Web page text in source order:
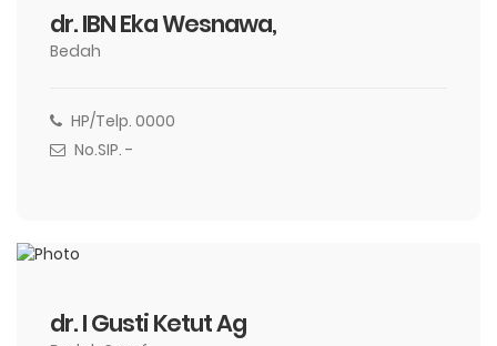
dr. IBN Eka Wesnawa,
Bedah
HP/Telp. 0000
No.SIP. -
dr. I Gusti Ketut Ag